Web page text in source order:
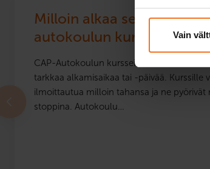
Vain
Milloin alkaa seuraava
autokoulun kurssi?
CAP-Autokoulun kursseilla ei ole enää
tarkkaa alkamisaikaa tai -päivää. Kurssille
ilmoittautua milloin tahansa ja ne pyörivät
stoppina. Autokoulu…